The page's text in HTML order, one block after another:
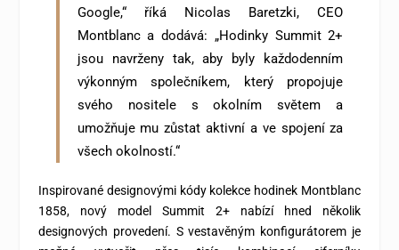
Google,“ říká Nicolas Baretzki, CEO
Montblanc a dodává: „Hodinky Summit 2+
jsou navrženy tak, aby byly každodenním
výkonným společníkem, který propojuje
svého nositele s okolním světem a
umožňuje mu zůstat aktivní a ve spojení za
všech okolností.“
Inspirované designovými kódy kolekce hodinek Montblanc
1858, nový model Summit 2+ nabízí hned několik
designových provedení. S vestavěným konfigurátorem je